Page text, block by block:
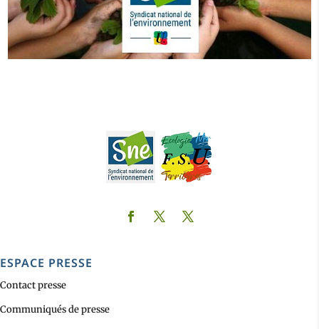
ESPACE PRESSE
Contact presse
Communiqués de presse